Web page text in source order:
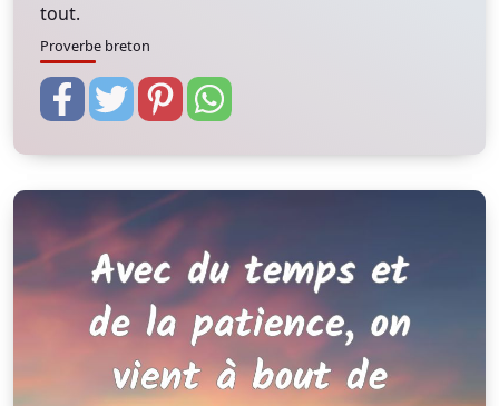
tout.
Proverbe breton